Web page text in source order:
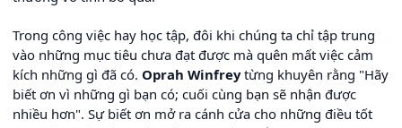
Trong công việc hay học tập, đôi khi chúng ta chỉ tập trung
vào những mục tiêu chưa đạt được mà quên mất việc cảm
kích những gì đã có. Oprah Winfreytừng khuyên rằng "Hãy
biết ơn vì những gì bạn có; cuối cùng bạn sẽ nhận được
nhiều hơn". Sự biết ơn mở ra cánh cửa cho những điều tốt